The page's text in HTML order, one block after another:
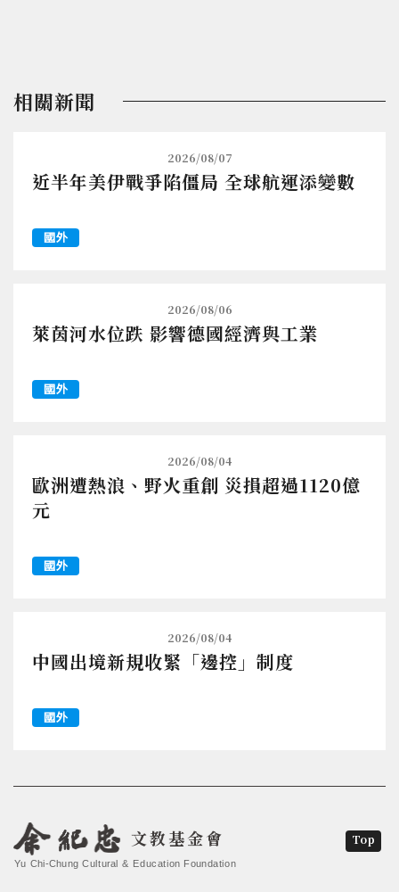
相關新聞
2026/08/07
近半年美伊戰爭陷僵局 全球航運添變數
國外
2026/08/06
萊茵河水位跌 影響德國經濟與工業
國外
2026/08/04
歐洲遭熱浪、野火重創 災損超過1120億
元
國外
2026/08/04
中國出境新規收緊「邊控」制度
國外
文教基金會
Yu Chi-Chung Cultural & Education Foundation
Top